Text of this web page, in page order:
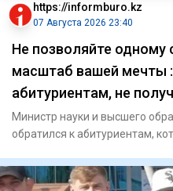
https://informburo.kz
07 Августа 2026 23:40
Не позволяйте одному
масштаб вашей мечты
абитуриентам, не
Министр науки и высшего
обратился к абитуриентам,